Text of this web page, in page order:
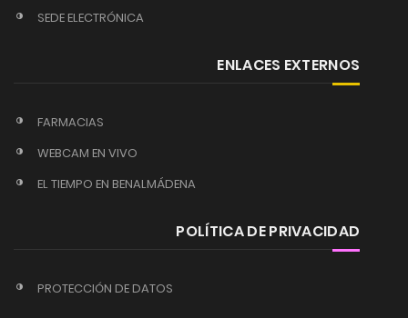
SEDE ELECTRÓNICA
ENLACES EXTERNOS
FARMACIAS
WEBCAM EN VIVO
EL TIEMPO EN BENALMÁDENA
POLÍTICA DE PRIVACIDAD
PROTECCIÓN DE DATOS